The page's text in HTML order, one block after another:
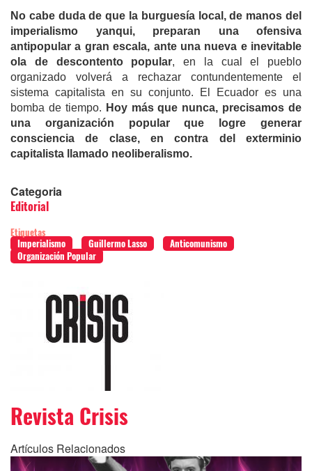
No cabe duda de que la burguesía local, de manos del
imperialismo yanqui, preparan una ofensiva
antipopular a gran escala, ante una nueva e inevitable
ola de descontento popular, en la cual el pueblo
organizado volverá a rechazar contundentemente el
sistema capitalista en su conjunto. El Ecuador es una
bomba de tiempo. Hoy más que nunca, precisamos de
una organización popular que logre generar
consciencia de clase, en contra del exterminio
capitalista llamado neoliberalismo.
Categoria
Editorial
Etiquetas
Imperialismo
Guillermo Lasso
Anticomunismo
Organización Popular
Revista Crisis
Artículos Relacionados